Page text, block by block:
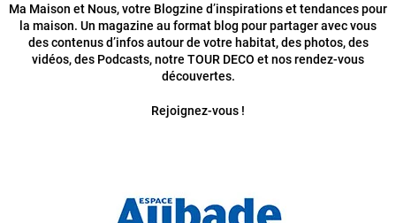
Ma Maison et Nous, votre Blogzine d’inspirations et tendances pour
la maison. Un magazine au format blog pour partager avec vous
des contenus d’infos autour de votre habitat, des photos, des
vidéos, des Podcasts, notre TOUR DECO et nos rendez-vous
découvertes.
Rejoignez-vous !